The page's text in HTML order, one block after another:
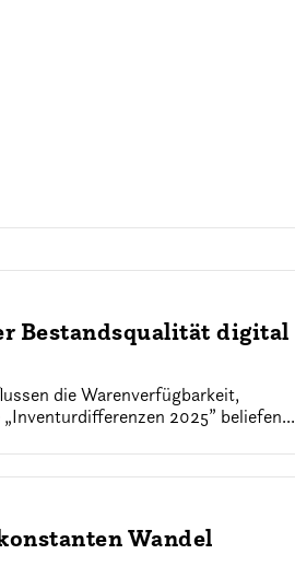
Bestandsqualität digital
die Warenverfügbarkeit,
2025” beliefen...
Wandel